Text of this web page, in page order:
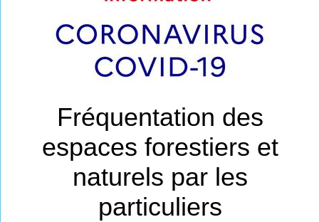
Fréquentation des
espaces forestiers et
naturels par les
particuliers